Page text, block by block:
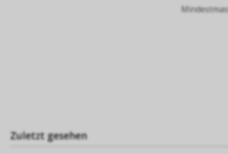
Zuletzt gesehen